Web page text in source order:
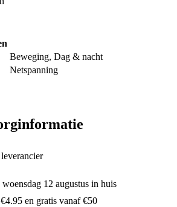
Beweging, Dag & nacht
Netspanning
woensdag 12 augustus in huis
en gratis vanaf €50